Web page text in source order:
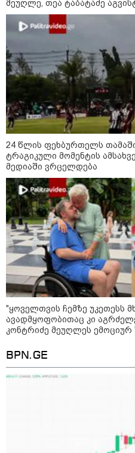
კატეგორიის ყველა
"არის
ახლა
მეუღლე, თეა ტაბატაძე
24 წლის ფეხბურთელს
ტრაგიკული მომენტის
მედიაში ვრცელდება
"ყოველთვის ჩემზე უკეთესს
ავადმყოფობითაც კი
კონტრიძე მეუღლეს ემოციურ
BPN.GE